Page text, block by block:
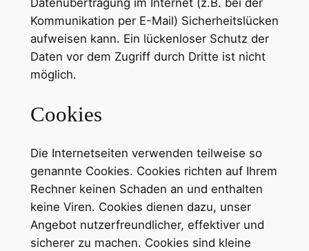
Datenübertragung im Internet (z.B. bei der
Kommunikation per E-Mail) Sicherheitslücken
aufweisen kann. Ein lückenloser Schutz der
Daten vor dem Zugriff durch Dritte ist nicht
möglich.
Cookies
Die Internetseiten verwenden teilweise so
genannte Cookies. Cookies richten auf Ihrem
Rechner keinen Schaden an und enthalten
keine Viren. Cookies dienen dazu, unser
Angebot nutzerfreundlicher, effektiver und
sicherer zu machen. Cookies sind kleine